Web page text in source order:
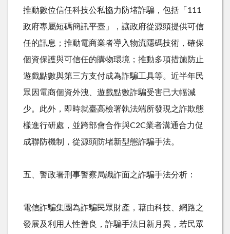
推動數位信任科技公私協力防堵詐騙，包括「 111
政府專屬短碼簡訊平臺」，讓政府從源頭提供可信
任的訊息；推動電商業者導入物流隱碼技術，確保
個資保護與可信任的購物環境；推動多項措施防止
遊戲點數與第三方支付成為詐騙工具等。近半年民
眾因電商個資外洩、遊戲點數詐騙受害已大幅減
少。此外，即時就臺高檢署執法端所發現之詐欺態
樣進行研處，並跨部會合作與C2C業者溝通合力促
成聯防機制，從源頭防堵新型態詐騙手法。
五、警政署刑事警察局識詐面之詐騙手法分析：
電信詐騙集團為詐騙民眾財產，藉由科技、網路之
發展及利用人性善良，詐騙手法日新月異，若民眾